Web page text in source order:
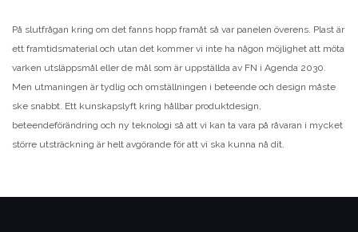
På slutfrågan kring om det fanns hopp framåt så var panelen överens. Plast är
ett framtidsmaterial och utan det kommer vi inte ha någon möjlighet att möta
varken utsläppsmål eller de mål som är uppställda av FN i Agenda 2030.
Men utmaningen är tydlig och omställningen i beteende och design måste
ske snabbt. Ett kunskapslyft kring hållbar produktdesign,
beteendeförändring och ny teknologi så att vi kan ta vara på råvaran i mycket
större utsträckning är helt avgörande för att vi ska kunna nå dit.